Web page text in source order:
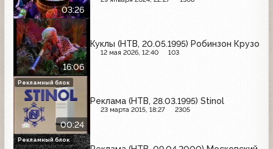
03:26
16:06
Куклы (НТВ, 20.05.1995) Робинзон Крузо
12 мая 2026, 12:40 103
00:24
Реклама (НТВ, 28.03.1995) Stinol
23 марта 2015, 18:27 2305
Рекламный блок
Рекламный блок